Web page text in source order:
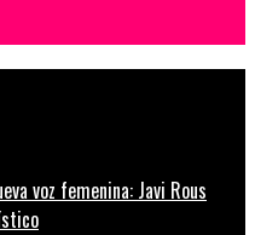
voz femenina: Javi Rous